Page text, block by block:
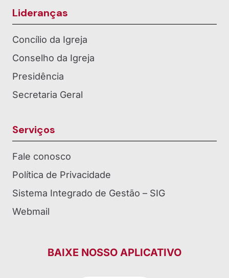
Lideranças
Concílio da Igreja
Conselho da Igreja
Presidência
Secretaria Geral
Serviços
Fale conosco
Política de Privacidade
Sistema Integrado de Gestão – SIG
Webmail
BAIXE NOSSO APLICATIVO